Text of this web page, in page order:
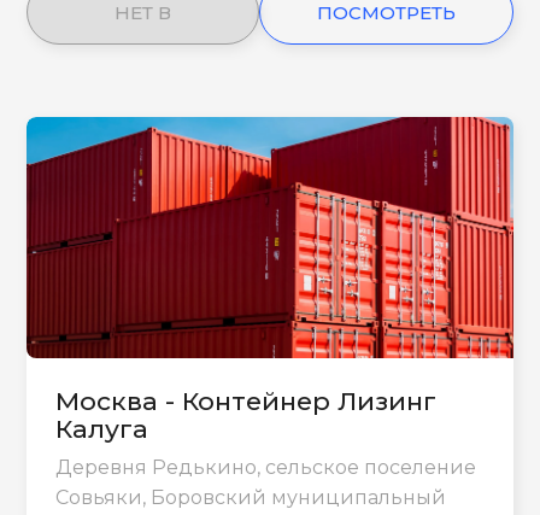
НЕТ В ПОСМОТРЕТЬ
Москва - Контейнер Лизинг
Калуга
Деревня Редькино, сельское поселение
Совьяки, Боровский муниципальный